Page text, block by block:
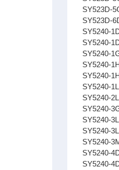
SY523D-
SY523D-
SY5240-
SY5240-
SY5240-
SY5240-
SY5240-
SY5240-
SY5240-2L
SY5240-
SY5240-
SY5240-
SY5240-
SY5240-
SY5240-